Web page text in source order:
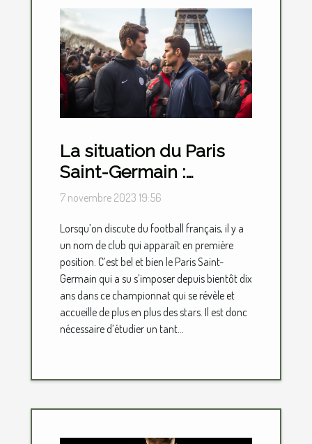
La situation du Paris
Saint-Germain :
parlons-en !
7 novembre 2023 19:56
Lorsqu’on discute du football français, il y a
un nom de club qui apparaît en première
position. C’est bel et bien le Paris Saint-
Germain qui a su s’imposer depuis bientôt dix
ans dans ce championnat qui se révèle et
accueille de plus en plus des stars. Il est donc
nécessaire d’étudier un tant...